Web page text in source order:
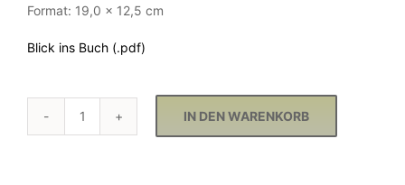
Format: 19,0 x 12,5 cm
Blick ins Buch (.pdf)
25
IN DEN WARENKORB